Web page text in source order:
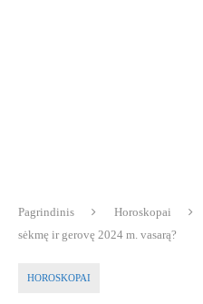
Pagrindinis Horoskopai
sėkmę ir gerovę 2024 m. vasarą?
HOROSKOPAI